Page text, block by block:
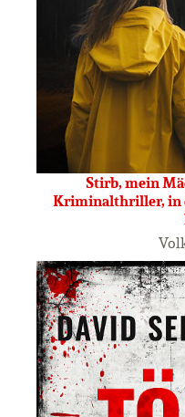
Stirb, mein
Kriminalthriller, in